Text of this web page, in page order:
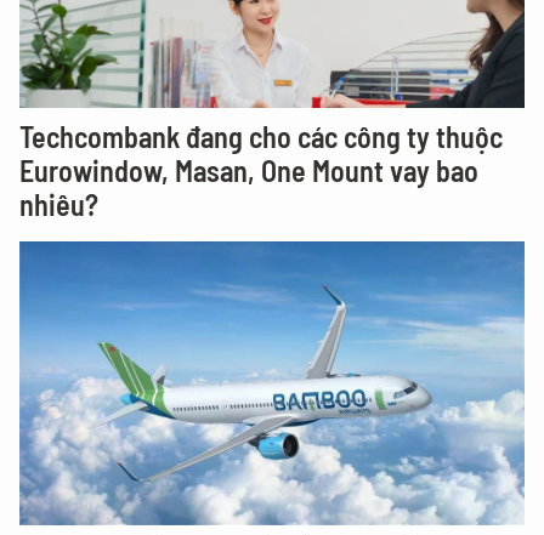
Techcombank đang cho các công ty thuộc
Eurowindow, Masan, One Mount vay bao
nhiêu?